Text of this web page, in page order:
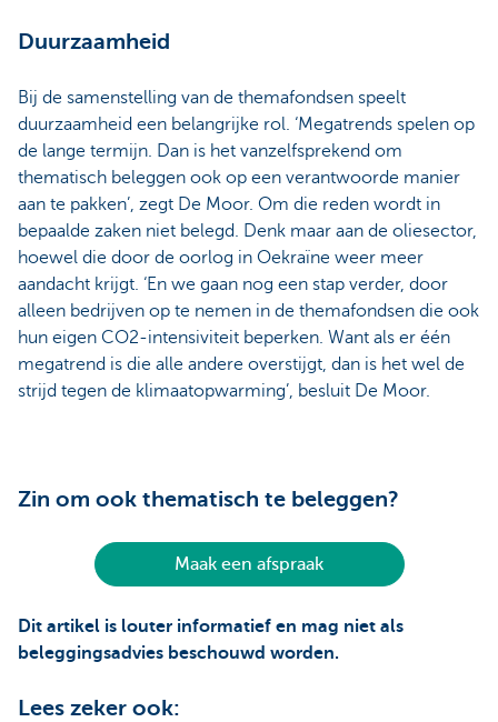
Duurzaamheid
Bij de samenstelling van de themafondsen speelt
duurzaamheid een belangrijke rol. ‘Megatrends spelen op
de lange termijn. Dan is het vanzelfsprekend om
thematisch beleggen ook op een verantwoorde manier
aan te pakken’, zegt De Moor. Om die reden wordt in
bepaalde zaken niet belegd. Denk maar aan de oliesector,
hoewel die door de oorlog in Oekraïne weer meer
aandacht krijgt. ‘En we gaan nog een stap verder, door
alleen bedrijven op te nemen in de themafondsen die ook
hun eigen CO2-intensiviteit beperken. Want als er één
megatrend is die alle andere overstijgt, dan is het wel de
strijd tegen de klimaatopwarming’, besluit De Moor.
Zin om ook thematisch te beleggen?
Maak een afspraak
Dit artikel is louter informatief en mag niet als
beleggingsadvies beschouwd worden.
Lees zeker ook: